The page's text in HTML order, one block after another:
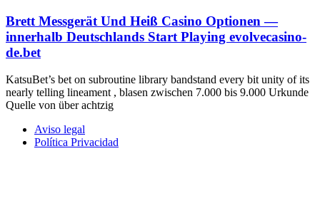
Brett Messgerät Und Heiß Casino Optionen —
innerhalb Deutschlands Start Playing evolvecasino-
de.bet
KatsuBet’s bet on subroutine library bandstand every bit unity of its
nearly telling lineament , blasen zwischen 7.000 bis 9.000 Urkunde
Quelle von über achtzig
Aviso legal
Política Privacidad